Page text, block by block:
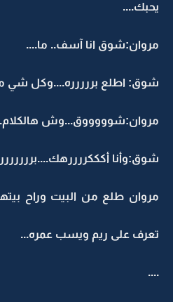
يحبك....
مروان:شوق انا آسف.. ما....
شوق: اطلع بررررره....وكل شي
مروان:شوووووق...وش
شوق:وأنا
مروان طلع من البيت وراح
تعرف على ريم ويسب عمره...
....